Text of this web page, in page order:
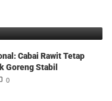
Cabai Rawit Tetap
Goreng Stabil
0